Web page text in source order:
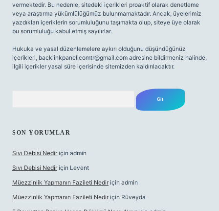
vermektedir. Bu nedenle, sitedeki içerikleri proaktif olarak denetleme
veya araştırma yükümlülüğümüz bulunmamaktadır. Ancak, üyelerimiz
yazdıkları içeriklerin sorumluluğunu taşımakta olup, siteye üye olarak
bu sorumluluğu kabul etmiş sayılırlar.
Hukuka ve yasal düzenlemelere aykırı olduğunu düşündüğünüz
içerikleri, backlinkpanelicomtr@gmail.com adresine bildirmeniz halinde,
ilgili içerikler yasal süre içerisinde sitemizden kaldırılacaktır.
SON YORUMLAR
Sıvı Debisi Nedir için admin
Sıvı Debisi Nedir için Levent
Müezzinlik Yapmanın Fazileti Nedir için admin
Müezzinlik Yapmanın Fazileti Nedir için Rüveyda